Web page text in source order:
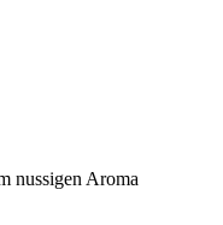
nussigen Aroma